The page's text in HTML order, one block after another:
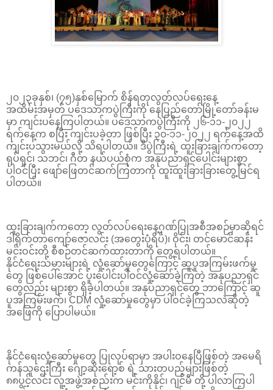
၂၀၂၃ခုနှစ်၊ (၇၅)နှစ်မြောက် စိန်ရတုလွတ်လပ်ရေးနေ့
အထိမ်းအမှတ် ပဒေသာကပွဲကြီးကို နေပြည်တော်မြို့တော်ခန်းမ
မှာ ကျင်းပနေကြပါတယ်။ ပဒေသာကပွဲကြီးကို ၂၆-၁၁-၂၀၂၂
ရက်နေ့က စပြီး ကျင်းပခဲ့တာ ဖြစ်ပြီး ၃၀-၁၁-၂၀၂၂ ရက်နေ့အထိ
ကျင်းပသွားမယ်လို့ သိရပါတယ်။ ဒီပွဲကြီးရဲ့ ထူးခြားချက်ကတော့
ရုပ်ရှင်၊ သဘင်၊ ဂီတ နယ်ပယ်စုံက အနုပညာရှင်ပေါင်းများစွာ
ပါဝင်ပြီး ဖျော်ဖြေတင်ဆက်ကြတာကို ထူးထူးခြားခြားတွေ့မြင်ရ
ပါတယ်။
ထူးခြားချက်ကတော့ လွတ်လပ်ရေးနေ့ဂုဏ်ပြုအစီအစဉ်မှာဆိုရင်
ဒါရိုက်တာကျော်ဇောလင်း (အတွေးပုံရိပ်)၊ ဝိုင်း၊ တင်မောင်ဆန်း
မင်းဝင်းတို့ စီစဉ်တင်ဆက်ထားတာကို တွေ့ရပါတယ်။
နိုင်ငံရေးသမားများရဲ့ လှုံ့ဆော်မှုတွေကြောင့် ဆူပူအကြမ်းဖက်မှု
တွေ ဖြစ်ပေါ်အောင် ပူးပေါင်းပါဝင်လှုံ့ဆော်ခဲ့ကြတဲ့ အနုပညာရှင်
တွေလည်း များစွာ ရှိခဲ့ပါတယ်။ အနုပညာရှင်တွေ ဘာကြောင့် ဆူ
ပူအကြမ်းဖက်၊ CDM လှုံ့ဆော်မှုတွေမှာ ပါဝင်ခဲ့ကြသလဲဆိုတဲ့
အဖြေကို ပြောပါမယ်။
နိုင်ငံရေးလှုံ့ဆော်မှုတွေ ပြုလုပ်ရာမှာ အပါးဝနေပြီဖြစ်တဲ့ အမေရိ
ကန်သူဌေးကြီး ဂျော့ဆိုးရော့စ် ရဲ့ သားတပည့်များဖြစ်တဲ့
၈၈ပွင့်လင်း လူ့အဖွဲ့အစည်းက မင်းကိုနိုင်၊ ဂျင်မီ တို့ ပါလာကြပါ